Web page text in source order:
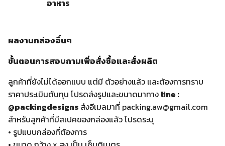
อาหาร
ผลงานกล่องอื่นๆ
ขั้นตอนการสอบถามเพื่อสั่งซื้อและสั่งผลิต
ลูกค้าที่ยังไม่ได้ออกแบบ แต่มี ตัวอย่างแล้ว และต้องการทราบ
ราคาประเมินต้นทุน โปรดส่งรูปและขนาดมาทาง line :
@packingdesigns ส่งอีเมลมาที่ packing.aw@gmail.com
สำหรับลูกค้าที่มีสเปคของกล่องแล้ว โปรดระบุ
• รูปแบบกล่องที่ต้องการ